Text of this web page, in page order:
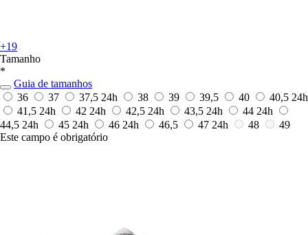
+19
Tamanho
*
Guia de tamanhos
36
37 37,5 24h 38 39 39,5 40 40,5 24h
41,5 24h 42 24h 42,5 24h 43,5 24h 44 24h
44,5 24h 45 24h 46 24h 46,5 47 24h 48
49
Este campo é obrigatório